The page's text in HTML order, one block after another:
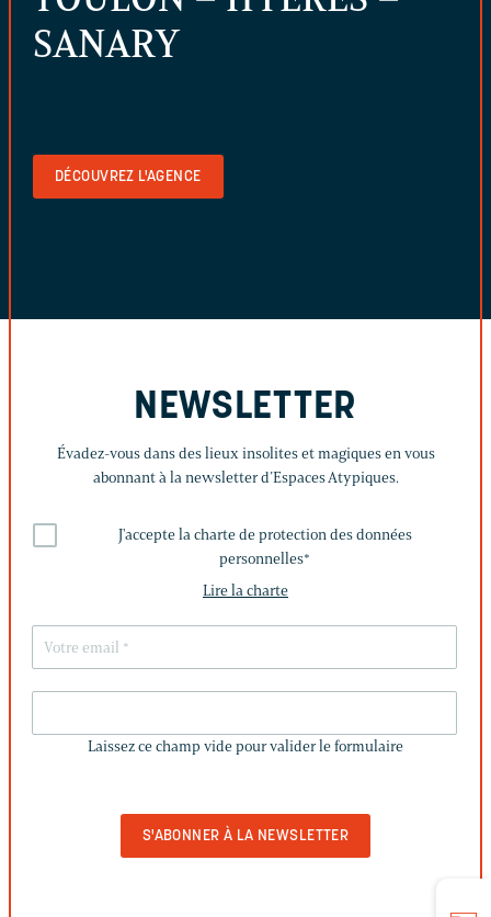
SANARY
DÉCOUVREZ L'AGENCE
NEWSLETTER
Évadez-vous dans des lieux insolites et magiques en vous
abonnant à la newsletter d’Espaces Atypiques.
J'accepte la charte de protection des données
personnelles*
Lire la charte
CHAMP
Laissez ce champ vide pour valider le formulaire